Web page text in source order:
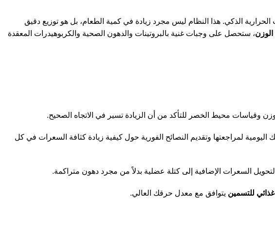
الذكي. هذا النظام ليس مجرد زيادة في كمية الطعام، بل هو توزيع دقيق
، ستحصل على وجبات غنية بالبروتينات والدهون الصحية والكربوهيدرات المعقدة
وقياسات محيط الخصر للتأكد من أن الزيادة تسير في الاتجاه الصحيح.
لمراجعتها وتقديم النصائح الفورية حول كيفية زيادة كثافة السعرات في كل
للتسمين يتوافق مع معدل حرقك العالي.